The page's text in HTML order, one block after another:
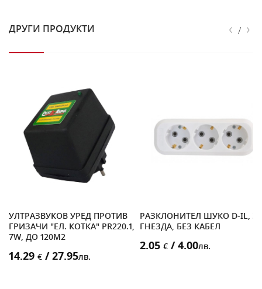
ДРУГИ ПРОДУКТИ ‹ / ›
УЛТРАЗВУКОВ УРЕД ПРОТИВ
ГРИЗАЧИ "ЕЛ. КОТКА" PR220.1,
7W, ДО 120M2
14.29 € / 27.95лв.
РАЗКЛОНИТЕЛ ШУКО D-IL, 3
ГНЕЗДА, БЕЗ КАБЕЛ
2.05 € / 4.00лв.